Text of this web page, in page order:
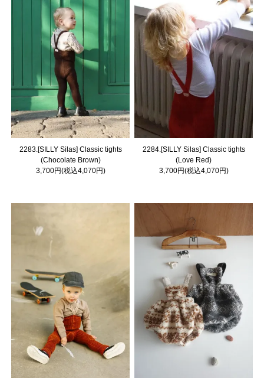
2283.[SILLY Silas] Classic tights
(Chocolate Brown)
3,700円(税込4,070円)
2284.[SILLY Silas] Classic tights
(Love Red)
3,700円(税込4,070円)